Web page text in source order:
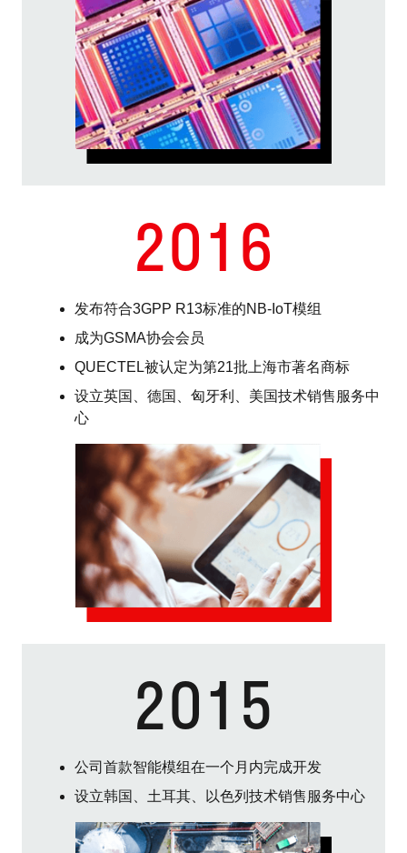
2016
发布符合3GPP R13标准的NB-IoT模组
成为GSMA协会会员
QUECTEL被认定为第21批上海市著名商标
设立英国、德国、匈牙利、美国技术销售服务中
心
2015
公司首款智能模组在一个月内完成开发
设立韩国、土耳其、以色列技术销售服务中心